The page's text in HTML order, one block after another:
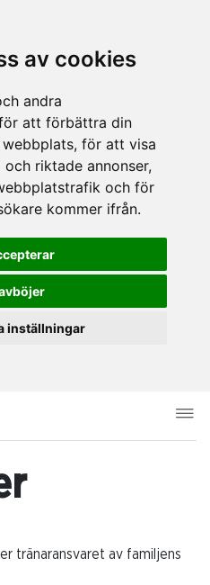
av cookies
andra
att förbättra din
för att visa
riktade annonser,
och för
kommer ifrån.
inställningar
tränaransvaret av familjens